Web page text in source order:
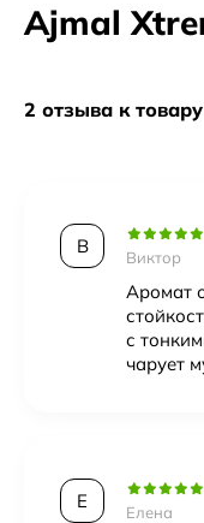
Время года
Верхние ноты
Ajmal
2 отзыва к
В Виктор
Аромат
с
чарует
Е Елена